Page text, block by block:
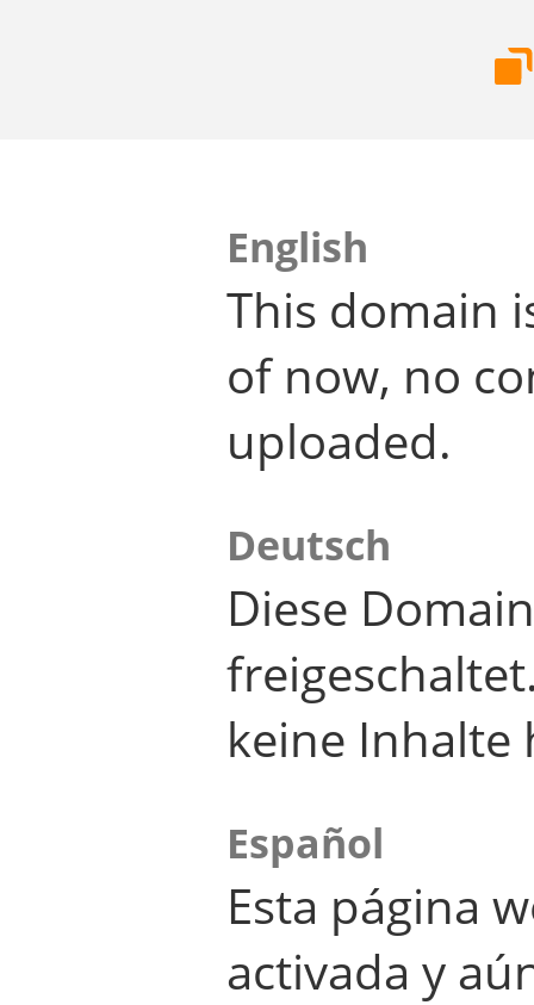
English
This domain
of now, no
uploaded.
Deutsch
Diese
keine Inhalte
Español
Esta página
activada y